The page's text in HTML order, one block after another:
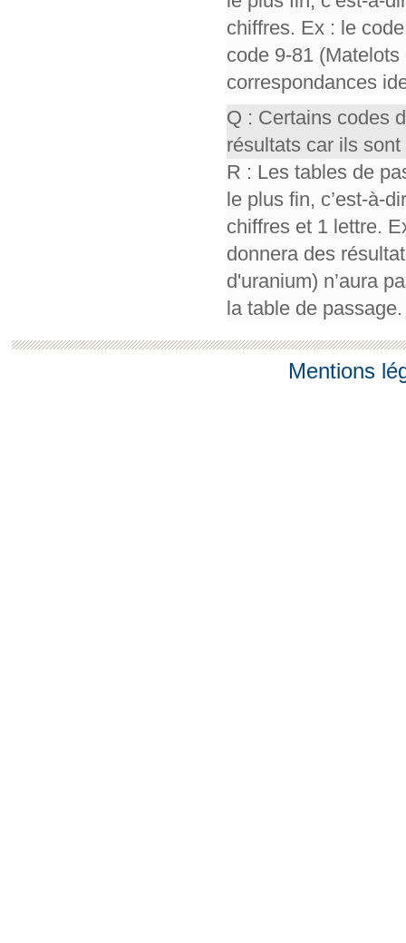
chiffres. Ex : le
code 9-81
correspondances
Q : Certains codes
résultats car ils
R : Les tables de
le plus fin, c’est-à-
chiffres et 1 lettre.
donnera des
d'uranium) n’aura
la table de passage.
Mentions